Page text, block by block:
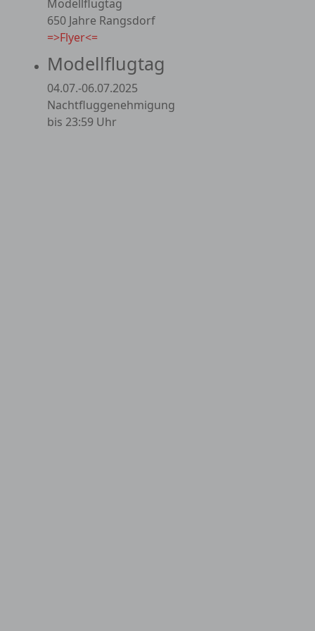
Modellflugtag
650 Jahre Rangsdorf
=>Flyer<=
Modellflugtag
04.07.-06.07.2025
Nachtfluggenehmigung
bis 23:59 Uhr